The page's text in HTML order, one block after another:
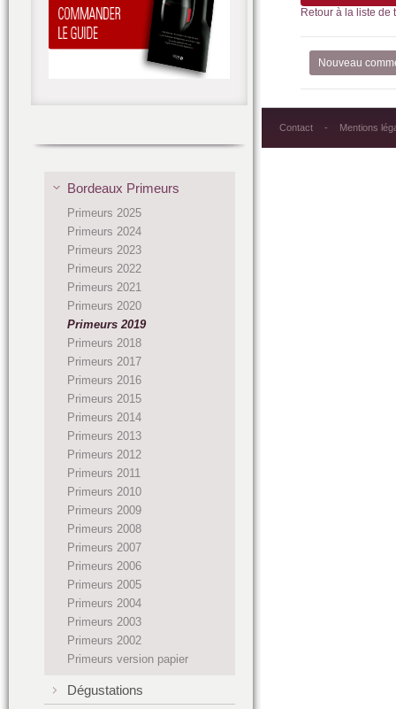
Retour à la liste de
Nouveau
Contact Mentions
Bordeaux Primeurs
Primeurs 2025
Primeurs 2024
Primeurs 2023
Primeurs 2022
Primeurs 2021
Primeurs 2020
Primeurs 2019
Primeurs 2018
Primeurs 2017
Primeurs 2016
Primeurs 2015
Primeurs 2014
Primeurs 2013
Primeurs 2012
Primeurs 2011
Primeurs 2010
Primeurs 2009
Primeurs 2008
Primeurs 2007
Primeurs 2006
Primeurs 2005
Primeurs 2004
Primeurs 2003
Primeurs 2002
Primeurs version papier
Dégustations